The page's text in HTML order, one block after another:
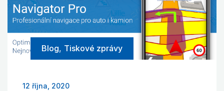
Blog, Tiskové zprávy
12 října, 2020